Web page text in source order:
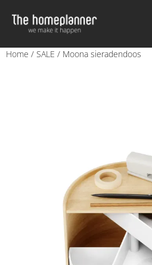
Home / SALE / Moona sieradendoos